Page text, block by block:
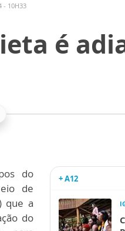
- 10H33
é
do
de
que a
do
+ A12